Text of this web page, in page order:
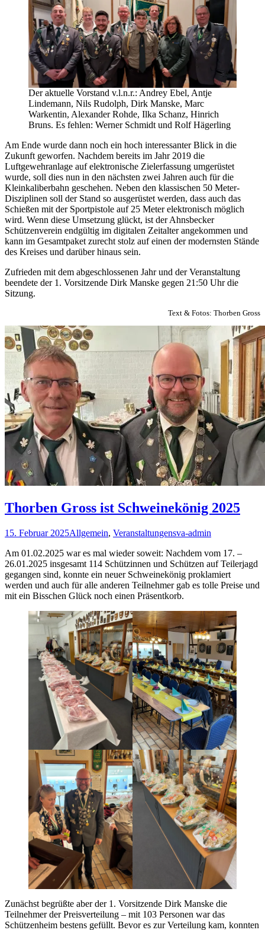
Der aktuelle Vorstand v.l.n.r.: Andrey Ebel, Antje
Lindemann, Nils Rudolph, Dirk Manske, Marc
Warkentin, Alexander Rohde, Ilka Schanz, Hinrich
Bruns. Es fehlen: Werner Schmidt und Rolf Hägerling
Am Ende wurde dann noch ein hoch interessanter Blick in die
Zukunft geworfen. Nachdem bereits im Jahr 2019 die
Luftgewehranlage auf elektronische Zielerfassung umgerüstet
wurde, soll dies nun in den nächsten zwei Jahren auch für die
Kleinkaliberbahn geschehen. Neben den klassischen 50 Meter-
Disziplinen soll der Stand so ausgerüstet werden, dass auch das
Schießen mit der Sportpistole auf 25 Meter elektronisch möglich
wird. Wenn diese Umsetzung glückt, ist der Ahnsbecker
Schützenverein endgültig im digitalen Zeitalter angekommen und
kann im Gesamtpaket zurecht stolz auf einen der modernsten Stände
des Kreises und darüber hinaus sein.
Zufrieden mit dem abgeschlossenen Jahr und der Veranstaltung
beendete der 1. Vorsitzende Dirk Manske gegen 21:50 Uhr die
Sitzung.
Text & Fotos: Thorben Gross
Thorben Gross ist Schweinekönig 2025
15. Februar 2025Allgemein, Veranstaltungensva-admin
Am 01.02.2025 war es mal wieder soweit: Nachdem vom 17. –
26.01.2025 insgesamt 114 Schützinnen und Schützen auf Teilerjagd
gegangen sind, konnte ein neuer Schweinekönig proklamiert
werden und auch für alle anderen Teilnehmer gab es tolle Preise und
mit ein Bisschen Glück noch einen Präsentkorb.
Zunächst begrüßte aber der 1. Vorsitzende Dirk Manske die
Teilnehmer der Preisverteilung – mit 103 Personen war das
Schützenheim bestens gefüllt. Bevor es zur Verteilung kam, konnten